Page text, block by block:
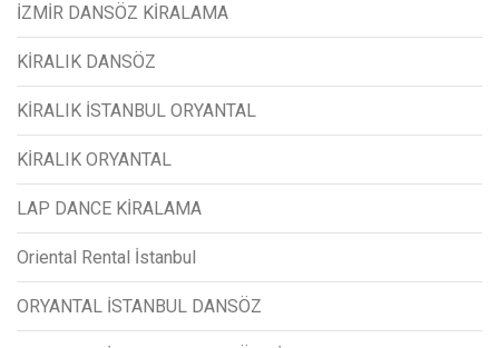
İZMİR DANSÖZ KİRALAMA
KİRALIK DANSÖZ
KİRALIK İSTANBUL ORYANTAL
KİRALIK ORYANTAL
LAP DANCE KİRALAMA
Oriental Rental İstanbul
ORYANTAL İSTANBUL DANSÖZ